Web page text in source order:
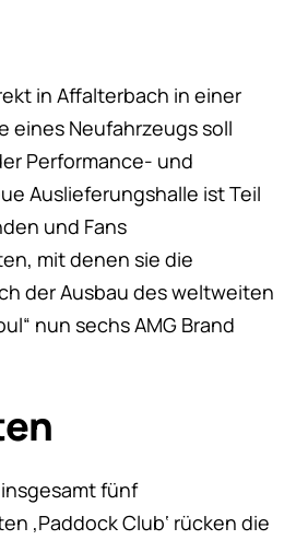
in Affalterbach in einer
eines Neufahrzeugs soll
Performance- und
Auslieferungshalle ist Teil
und Fans
mit denen sie die
der Ausbau des weltweiten
nun sechs AMG Brand
fünf
‚Paddock Club‘ rücken die